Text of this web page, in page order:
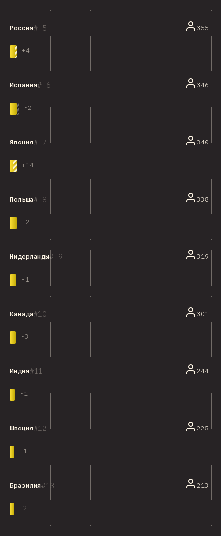
5
Россия
+4
355
6
Испания
-2
346
7
Япония
+14
340
8
Польша
-2
338
9
Нидерланды
-1
319
10
Канада
-3
301
11
Индия
-1
244
12
Швеция
-1
225
13
Бразилия
+2
213